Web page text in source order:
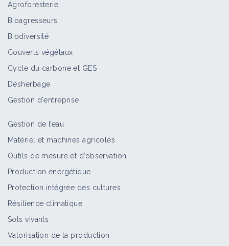
Agroforesterie
Bioagresseurs
Biodiversité
Couverts végétaux
Cycle du carbone et GES
Désherbage
Gestion d'entreprise
Gestion de l’eau
Matériel et machines agricoles
Outils de mesure et d’observation
Production énergétique
Protection intégrée des cultures
Résilience climatique
Sols vivants
Valorisation de la production